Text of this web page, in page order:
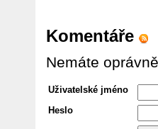
Komentáře
Nemáte
Uživatelské jméno
Heslo